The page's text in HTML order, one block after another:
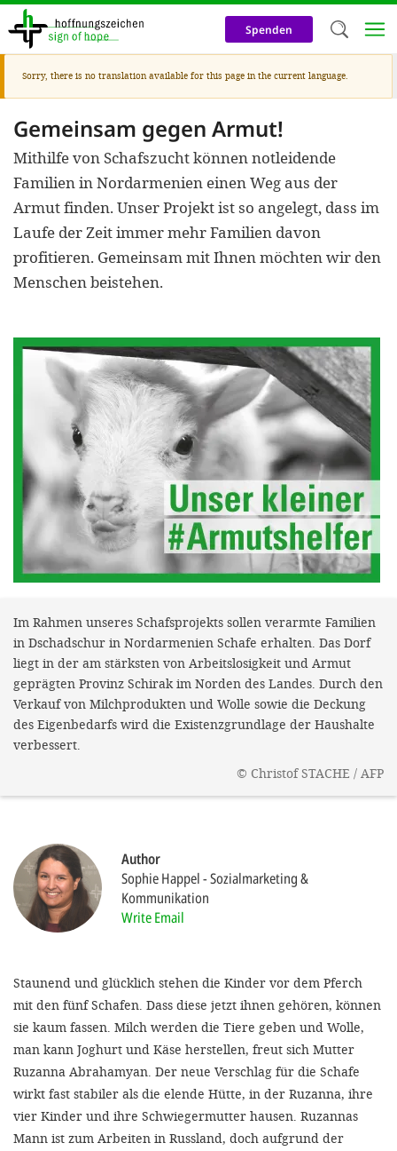
Skip
content
Spenden
Warning
message
Sorry, there is no translation available for this page in the current language.
Gemeinsam gegen Armut!
Mithilfe von Schafszucht können notleidende
Familien in Nordarmenien einen Weg aus der
Armut finden. Unser Projekt ist so angelegt, dass im
Laufe der Zeit immer mehr Familien davon
profitieren. Gemeinsam mit Ihnen möchten wir den
Menschen beistehen.
Im Rahmen unseres Schafsprojekts sollen verarmte Familien
in Dschadschur in Nordarmenien Schafe erhalten. Das Dorf
liegt in der am stärksten von Arbeitslosigkeit und Armut
geprägten Provinz Schirak im Norden des Landes. Durch den
Verkauf von Milchprodukten und Wolle sowie die Deckung
des Eigenbedarfs wird die Existenzgrundlage der Haushalte
verbessert.
© Christof STACHE / AFP
Author
Sophie Happel Sozialmarketing &
Kommunikation
Write Email
Staunend und glücklich stehen die Kinder vor dem Pferch
mit den fünf Schafen. Dass diese jetzt ihnen gehören, können
sie kaum fassen. Milch werden die Tiere geben und Wolle,
man kann Joghurt und Käse herstellen, freut sich Mutter
Ruzanna Abrahamyan. Der neue Verschlag für die Schafe
wirkt fast stabiler als die elende Hütte, in der Ruzanna, ihre
vier Kinder und ihre Schwiegermutter hausen. Ruzannas
Mann ist zum Arbeiten in Russland, doch aufgrund der
cookies,
cookies
us to
efficient,
the best
gain new
for our
accept
cookies
can
settings
in the
'Cookie
AGREE